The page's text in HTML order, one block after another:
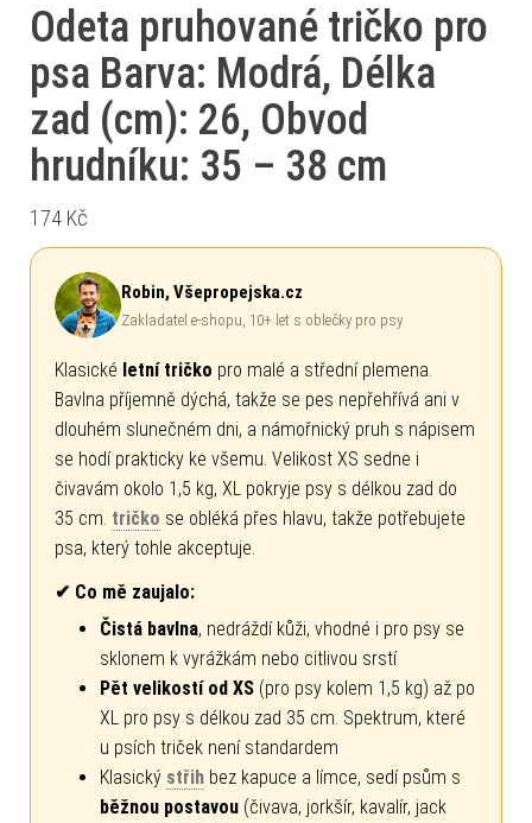
Odeta pruhované tričko pro
psa Barva: Modrá, Délka
zad (cm): 26, Obvod
hrudníku: 35 – 38 cm
174 Kč
Robin, Všepropejska.cz
Zakladatel e-shopu, 10+ let s oblečky pro psy
Klasické letní tričko pro malé a střední plemena.
Bavlna příjemně dýchá, takže se pes nepřehřívá ani v
dlouhém slunečném dni, a námořnický pruh s nápisem
se hodí prakticky ke všemu. Velikost XS sedne i
čivavám okolo 1,5 kg, XL pokryje psy s délkou zad do
35 cm. tričko se obléká přes hlavu, takže potřebujete
psa, který tohle akceptuje.
✔ Co mě zaujalo:
Čistá bavlna, nedráždí kůži, vhodné i pro psy se
sklonem k vyrážkám nebo citlivou srstí
Pět velikostí od XS (pro psy kolem 1,5 kg) až po
XL pro psy s délkou zad 35 cm. Spektrum, které
u psích triček není standardem
Klasický střih bez kapuce a límce, sedí psům s
běžnou postavou (čivava, jorkšír, kavalír, jack